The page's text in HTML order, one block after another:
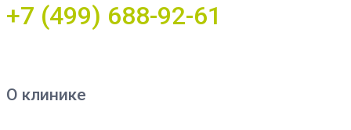
+7 (499) 688-92-61
О клинике